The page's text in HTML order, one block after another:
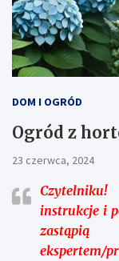
DOM I OGRÓD
Ogród z
23 czerwca, 2024
Czytelniku!
instrukcje i
zastąpią